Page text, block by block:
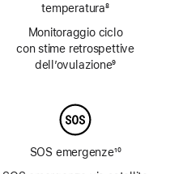
temperatura8
Monitoraggio ciclo
con stime retrospettive
dell’ovulazione9
SOS emergenze10